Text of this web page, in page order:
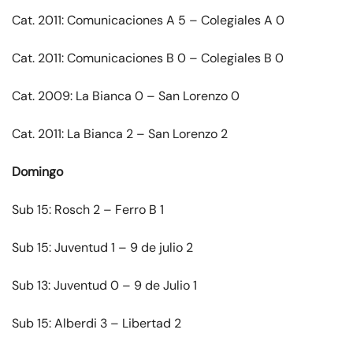
Cat. 2011: Comunicaciones A 5 – Colegiales A 0
Cat. 2011: Comunicaciones B 0 – Colegiales B 0
Cat. 2009: La Bianca 0 – San Lorenzo 0
Cat. 2011: La Bianca 2 – San Lorenzo 2
Domingo
Sub 15: Rosch 2 – Ferro B 1
Sub 15: Juventud 1 – 9 de julio 2
Sub 13: Juventud 0 – 9 de Julio 1
Sub 15: Alberdi 3 – Libertad 2